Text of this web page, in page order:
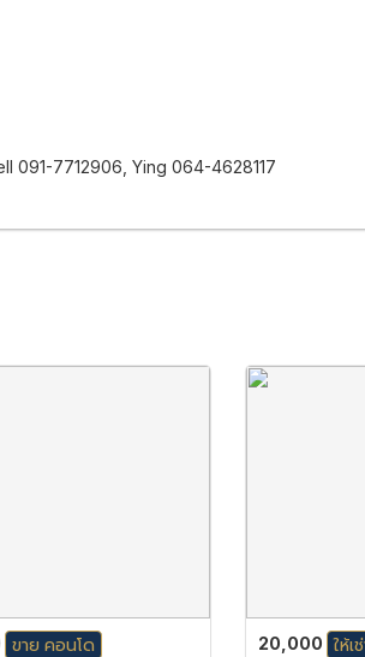
091-7712906, Ying 064-4628117
ขาย คอนโด
20,000 ให้เ